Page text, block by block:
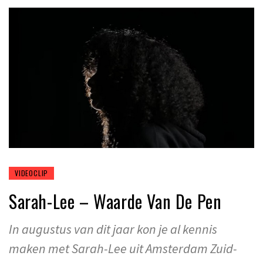
VIDEOCLIP
Sarah-Lee – Waarde Van De Pen
In augustus van dit jaar kon je al kennis
maken met Sarah-Lee uit Amsterdam Zuid-